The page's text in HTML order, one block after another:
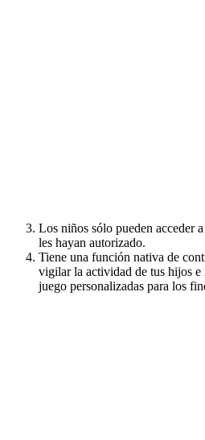
Los niños sólo pueden acceder
les hayan autorizado.
Tiene una función nativa de
vigilar la actividad de tus hijos e
juego personalizadas para los